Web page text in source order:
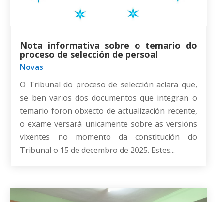
Nota informativa sobre o temario do
proceso de selección de persoal
Novas
O Tribunal do proceso de selección aclara que,
se ben varios dos documentos que integran o
temario foron obxecto de actualización recente,
o exame versará unicamente sobre as versións
vixentes no momento da constitución do
Tribunal o 15 de decembro de 2025. Estes...